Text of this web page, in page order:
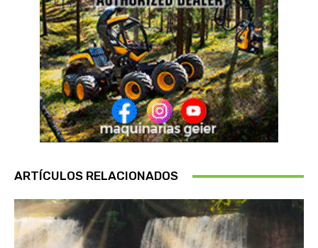
ARTÍCULOS RELACIONADOS